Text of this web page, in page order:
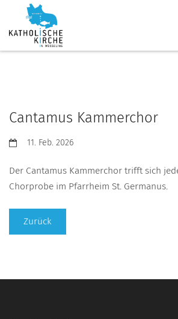
Cantamus Kammerchor
Datum:11. Feb. 2026
Der Cantamus Kammerchor trifft sich
Chorprobe im Pfarrheim St. Germanus.
Zurück